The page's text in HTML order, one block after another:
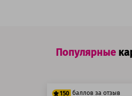
Популярные
150 баллов за отзыв